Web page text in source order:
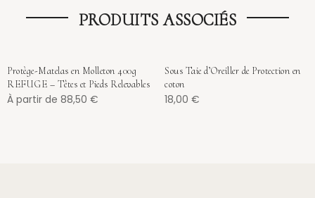
PRODUITS ASSOCIÉS
Protège-Matelas en Molleton 400g
REFUGE – Têtes et Pieds Relevables
À partir de 88,50 €
Sous Taie d’Oreiller de Protection en
coton
18,00 €